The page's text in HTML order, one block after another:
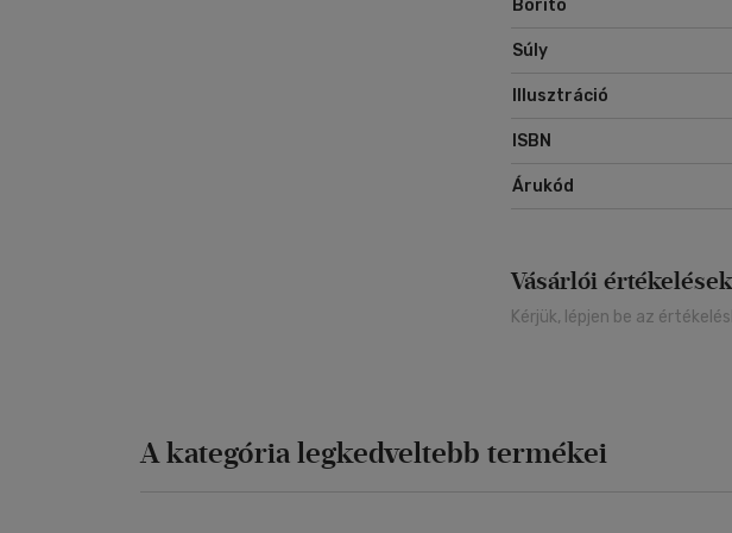
Borító
Súly
Illusztráció
ISBN
Árukód
Vásárlói
Kérjük, lépjen be az
A kategória legkedveltebb termékei